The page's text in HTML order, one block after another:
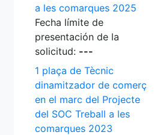
a les comarques 2025
Fecha límite de
presentación de la
solicitud: ---
1 plaça de Tècnic
dinamitzador de comerç
en el marc del Projecte
del SOC Treball a les
comarques 2023